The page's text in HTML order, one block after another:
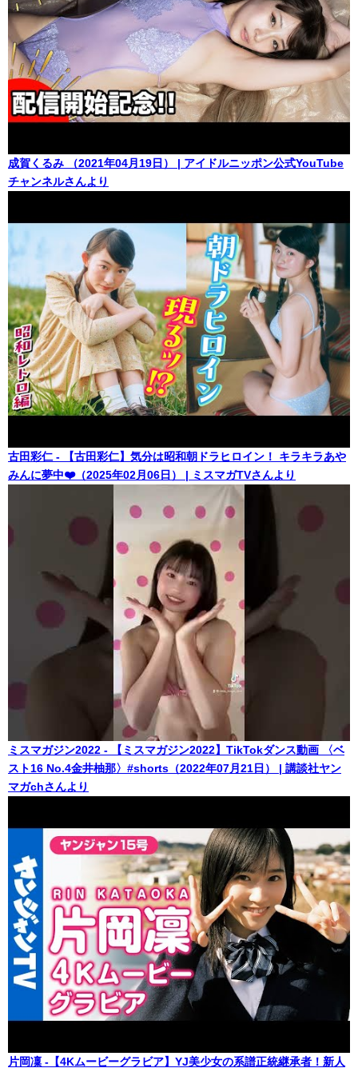
成賀くるみ （2021年04月19日） | アイドルニッポン公式YouTube
チャンネルさんより
古田彩仁 - 【古田彩仁】気分は昭和朝ドラヒロイン！ キラキラあや
みんに夢中❤️（2025年02月06日） | ミスマガTVさんより
ミスマガジン2022 - 【ミスマガジン2022】TikTokダンス動画 〈ベ
スト16 No.4金井柚那〉#shorts（2022年07月21日） | 講談社ヤン
マガchさんより
片岡凜 -【4Kムービーグラビア】YJ美少女の系譜正統継承者！新人